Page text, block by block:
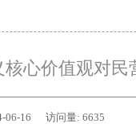
心价值观对民
06-16 访问量: 6635